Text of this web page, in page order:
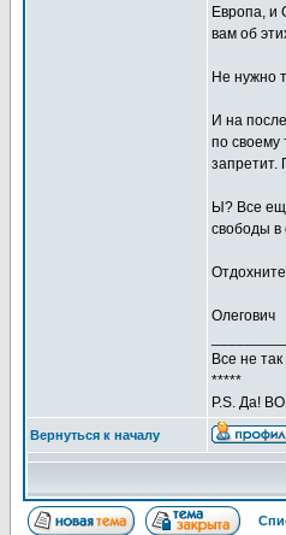
Европа, и
вам об
Не нужно
И на
по своему
запретит.
Ы? Все
свободы в
Олегович
Все не
*****
P.S. Да!
Вернуться к началу